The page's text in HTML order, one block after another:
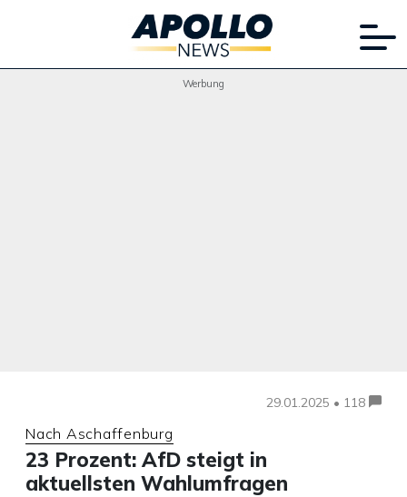
Werbung
29.01.2025 • 118
Nach Aschaffenburg
23 Prozent: AfD steigt in
aktuellsten Wahlumfragen